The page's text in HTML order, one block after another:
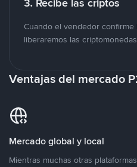
3. Recibe las criptos
Cuando el vendedor
liberaremos las
Ventajas del mercado
Mercado global y local
Mientras muchas otras